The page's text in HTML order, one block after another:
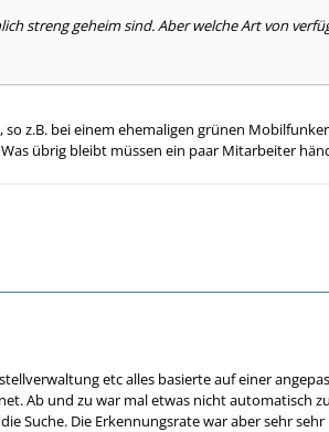
streng geheim sind. Aber welche Art von
z.B. bei einem ehemaligen grünen
übrig bleibt müssen ein paar Mitarbeiter
etc alles basierte auf einer
Ab und zu war mal etwas nicht automatisch
Suche. Die Erkennungsrate war aber sehr